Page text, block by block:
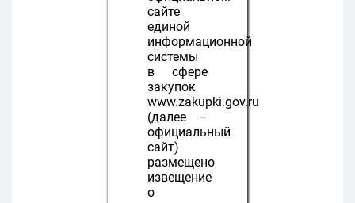
сайте
единой
информационной
системы
в сфере
закупок
www.zakupki.gov.ru
(далее –
официальный
сайт)
размещено
извещение
о